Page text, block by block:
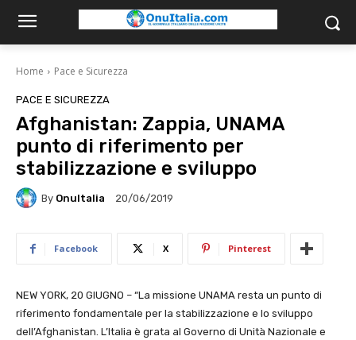
Home Pace e Sicurezza
PACE E SICUREZZA
Afghanistan: Zappia, UNAMA
punto di riferimento per
stabilizzazione e sviluppo
By OnuItalia 20/06/2019
Facebook X Pinterest
NEW YORK, 20 GIUGNO – “La missione UNAMA resta un punto di
riferimento fondamentale per la stabilizzazione e lo sviluppo
dell’Afghanistan. L’Italia è grata al Governo di Unità Nazionale e